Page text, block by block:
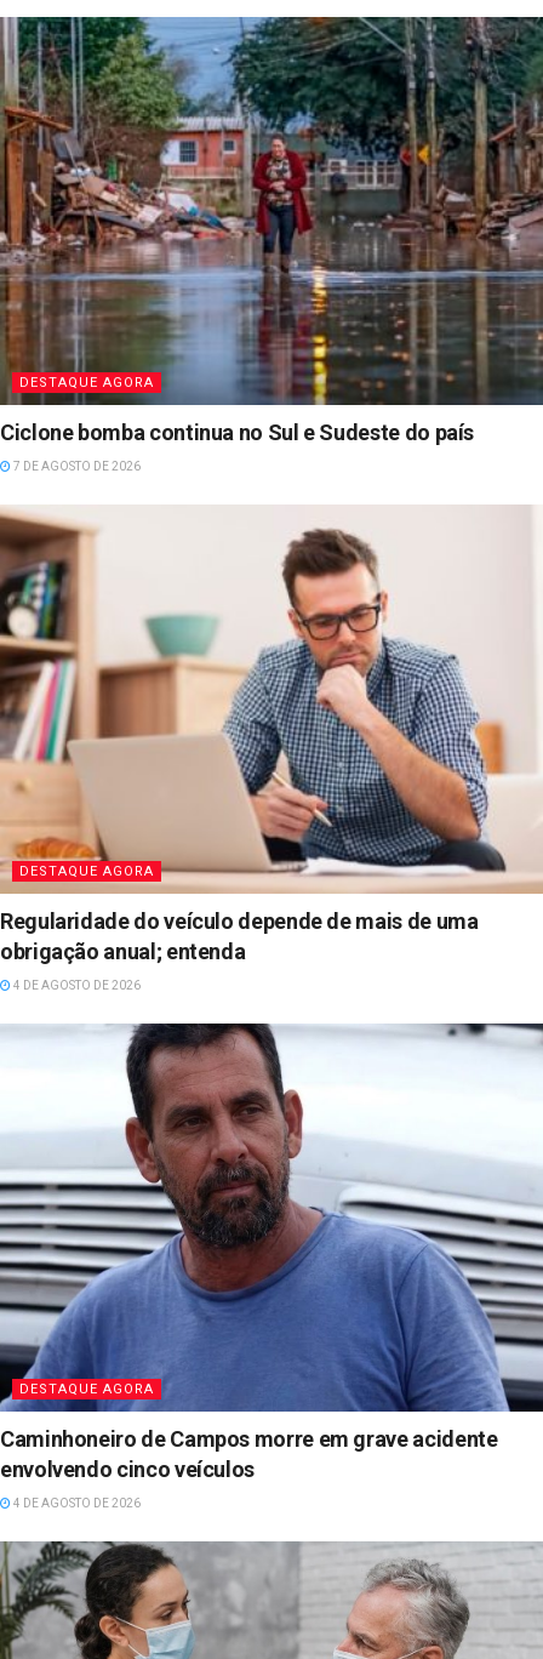
DESTAQUE AGORA
Ciclone bomba continua no Sul e Sudeste do país
7 DE AGOSTO DE 2026
DESTAQUE AGORA
Regularidade do veículo depende de mais de uma
obrigação anual; entenda
4 DE AGOSTO DE 2026
DESTAQUE AGORA
Caminhoneiro de Campos morre em grave acidente
envolvendo cinco veículos
4 DE AGOSTO DE 2026